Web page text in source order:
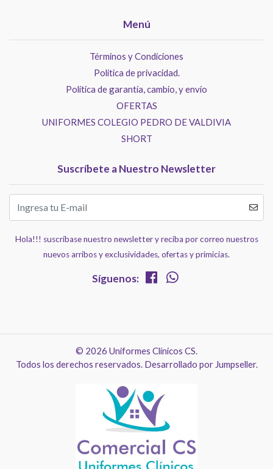
Menú
Términos y Condiciones
Politica de privacidad.
Política de garantía, cambio, y envío
OFERTAS
UNIFORMES COLEGIO PEDRO DE VALDIVIA
SHORT
Suscríbete a Nuestro Newsletter
Hola!!! suscríbase nuestro newsletter y reciba por correo nuestros
nuevos arribos y exclusividades, ofertas y primicias.
Síguenos:
© 2026 Uniformes Clínicos CS.
Todos los derechos reservados. Desarrollado por Jumpseller.